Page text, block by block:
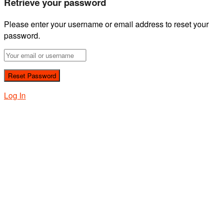
Please enter your username or email address to reset your
password.
Log In